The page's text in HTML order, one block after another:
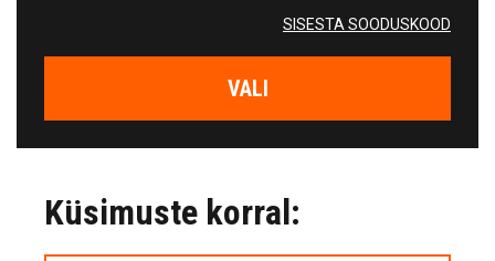
SISESTA SOODUSKOOD
VALI
Küsimuste korral: